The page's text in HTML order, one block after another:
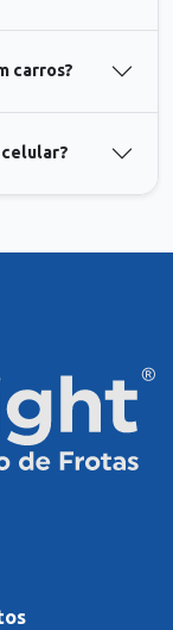
carros?